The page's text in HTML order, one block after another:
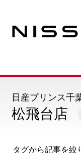
松飛台店
日産プリンス千
タグから記事を絞